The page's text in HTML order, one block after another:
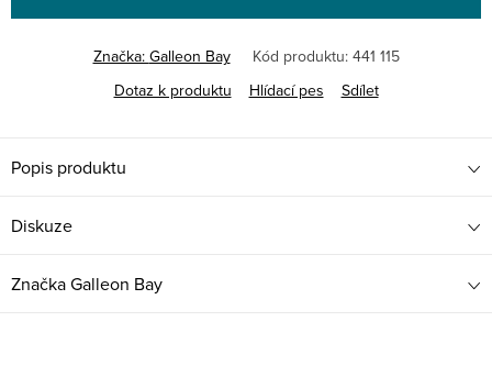
Značka: Galleon Bay Kód produktu: 441 115
Dotaz k produktu
Hlídací pes Sdílet
Popis produktu
Diskuze
ZnačkaGalleon Bay